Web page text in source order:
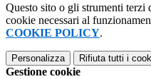
Questo sito o gli strumenti terzi
cookie necessari al
COOKIE POLICY.
Personalizza Rifiuta tutti i
Gestione cookie